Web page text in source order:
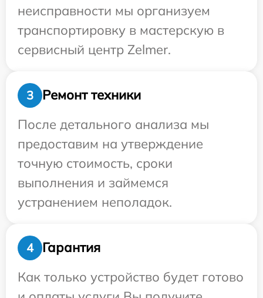
неисправности мы организуем
транспортировку в мастерскую в
сервисный центр Zelmer.
3
Ремонт техники
После детального анализа мы
предоставим на утверждение
точную стоимость, сроки
выполнения и займемся
устранением неполадок.
4
Гарантия
Как только устройство будет готово